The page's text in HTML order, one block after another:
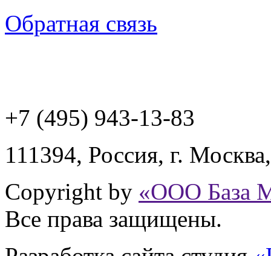
Обратная связь
+7 (495) 943-13-83
111394, Россия, г. Москва
Copyright by «ООО База
Все права защищены.